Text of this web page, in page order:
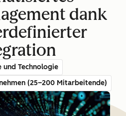
dank
und Technologie
(25–200 Mitarbeitende)